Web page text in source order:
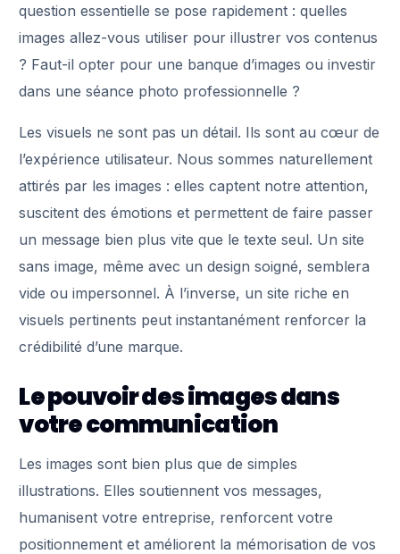
question essentielle se pose rapidement : quelles
images allez-vous utiliser pour illustrer vos contenus
? Faut-il opter pour une banque d’images ou investir
dans une séance photo professionnelle ?
Les visuels ne sont pas un détail. Ils sont au cœur de
l’expérience utilisateur. Nous sommes naturellement
attirés par les images : elles captent notre attention,
suscitent des émotions et permettent de faire passer
un message bien plus vite que le texte seul. Un site
sans image, même avec un design soigné, semblera
vide ou impersonnel. À l’inverse, un site riche en
visuels pertinents peut instantanément renforcer la
crédibilité d’une marque.
Le pouvoir des images dans
votre communication
Les images sont bien plus que de simples
illustrations. Elles soutiennent vos messages,
humanisent votre entreprise, renforcent votre
positionnement et améliorent la mémorisation de vos